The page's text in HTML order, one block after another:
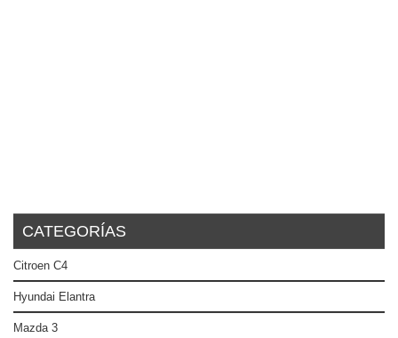
CATEGORÍAS
Citroen C4
Hyundai Elantra
Mazda 3